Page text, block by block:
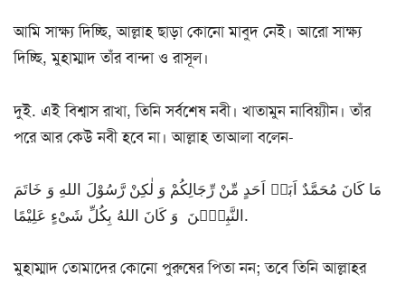
আমি সাক্ষ্য দিচ্ছি, আল্লাহ ছাড়া কোনো মাবুদ নেই। আরো সাক্ষ্য
দিচ্ছি, মুহাম্মাদ তাঁর বান্দা ও রাসূল।
দুই. এই বিশ্বাস রাখা, তিনি সর্বশেষ নবী। খাতামুন নাবিয়্যীন। তাঁর
পরে আর কেউ নবী হবে না। আল্লাহ তাআলা বলেন-
مَا كَانَ مُحَمَّدٌ اَبَاۤ اَحَدٍ مِّنْ رِّجَالِكُمْ وَ لٰكِنْ رَّسُوْلَ اللهِ وَ خَاتَمَ
النَّبِیّٖنَ وَ كَانَ اللهُ بِكُلِّ شَیْءٍ عَلِیْمًا.
মুহাম্মাদ তোমাদের কোনো পুরুষের পিতা নন; তবে তিনি আল্লাহর